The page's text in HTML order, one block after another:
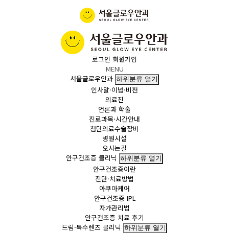
로그인 회원가입
MENU
서울글로우안과 하위분류 열기
인사말·이념·비전
의료진
언론과 학술
진료과목·시간안내
첨단의료수술장비
병원시설
오시는길
안구건조증 클리닉 하위분류 열기
안구건조증이란
진단·치료방법
아쿠아케어
안구건조증 IPL
자가관리법
안구건조증 치료 후기
드림·특수렌즈 클리닉 하위분류 열기